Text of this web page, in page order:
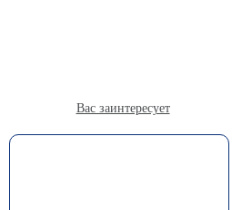
Вас заинтересует